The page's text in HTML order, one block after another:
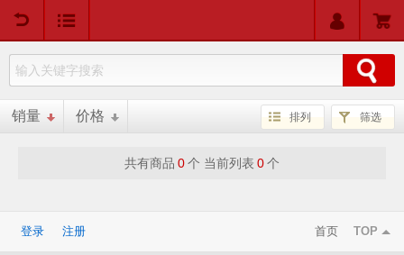
销量 价格 排列 筛选
共有商品 0个 当前列表 0个
登录 注册 首页 TOP